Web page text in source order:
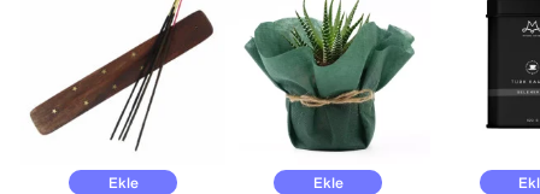
Ekle Ekle